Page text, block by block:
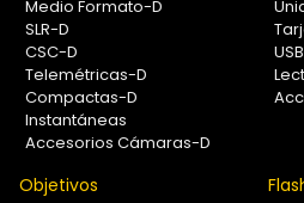
Medio Formato-D
SLR-D
CSC-D
Telemétricas-D
Compactas-D
Instantáneas
Accesorios Cámaras-D
Objetivos